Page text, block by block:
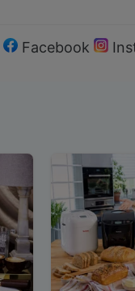
Facebook